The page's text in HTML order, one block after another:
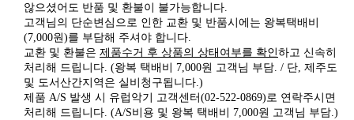
않으셨어도 반품 및 환불이 불가능합니다.
고객님의 단순변심으로 인한 교환 및 반품시에는 왕복택배비
(7,000원)를 부담해 주셔야 합니다.
교환 및 환불은 제품수거 후 상품의 상태여부를 확인하고 신속히
처리해 드립니다. (왕복 택배비 7,000원 고객님 부담. / 단, 제주도
및 도서산간지역은 실비청구됩니다.)
제품 A/S 발생 시 유럽악기 고객센터(02-522-0869)로 연락주시면
처리해 드립니다. (A/S비용 및 왕복 택배비 7,000원 고객님 부담.)